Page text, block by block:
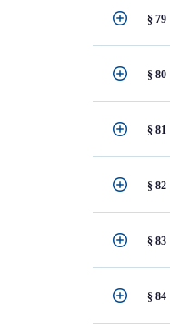
§ 79
§ 80
§ 81
§ 82
§ 83
§ 84